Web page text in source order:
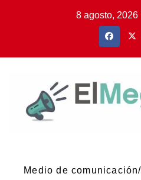
8 agosto, 2026
Medio de